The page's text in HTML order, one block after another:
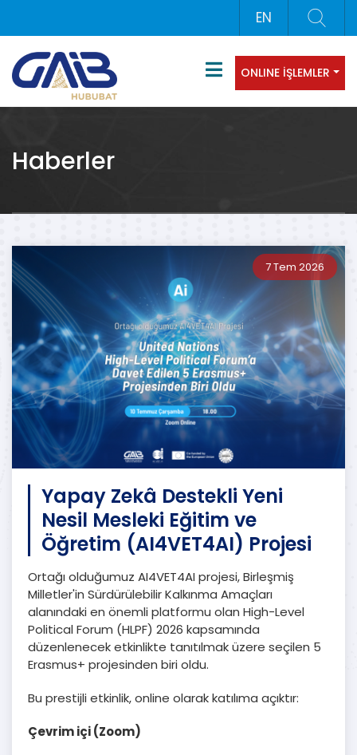
EN
ONLINE İŞLEMLER
Haberler
7 Tem 2026
Yapay Zekâ Destekli Yeni
Nesil Mesleki Eğitim ve
Öğretim (AI4VET4AI) Projesi
Ortağı olduğumuz AI4VET4AI projesi, Birleşmiş
Milletler'in Sürdürülebilir Kalkınma Amaçları
alanındaki en önemli platformu olan High-Level
Political Forum (HLPF) 2026 kapsamında
düzenlenecek etkinlikte tanıtılmak üzere seçilen 5
Erasmus+ projesinden biri oldu.
Bu prestijli etkinlik, online olarak katılıma açıktır:
Çevrim içi (Zoom)